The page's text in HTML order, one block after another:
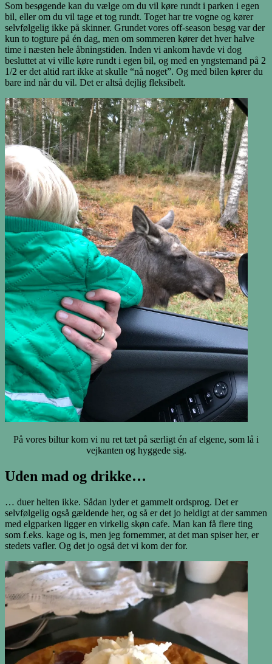
Som besøgende kan du vælge om du vil køre rundt i parken i egen
bil, eller om du vil tage et tog rundt. Toget har tre vogne og kører
selvfølgelig ikke på skinner. Grundet vores off-season besøg var der
kun to togture på én dag, men om sommeren kører det hver halve
time i næsten hele åbningstiden. Inden vi ankom havde vi dog
besluttet at vi ville køre rundt i egen bil, og med en yngstemand på 2
1/2 er det altid rart ikke at skulle “nå noget”. Og med bilen kører du
bare ind når du vil. Det er altså dejlig fleksibelt.
På vores biltur kom vi nu ret tæt på særligt én af elgene, som lå i
vejkanten og hyggede sig.
Uden mad og drikke…
… duer helten ikke. Sådan lyder et gammelt ordsprog. Det er
selvfølgelig også gældende her, og så er det jo heldigt at der sammen
med elgparken ligger en virkelig skøn cafe. Man kan få flere ting
som f.eks. kage og is, men jeg fornemmer, at det man spiser her, er
stedets vafler. Og det jo også det vi kom der for.